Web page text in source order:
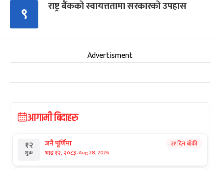
९ राष्ट्र बैंकको स्वायत्ततामा सरकारको उपहास
Advertisment
आगामी बिदाहरु
१२
शुक्र
जनै पूर्णिमा
भाद्र १२, २०८३-Aug 28, 2026
२१ दिन बाँकी